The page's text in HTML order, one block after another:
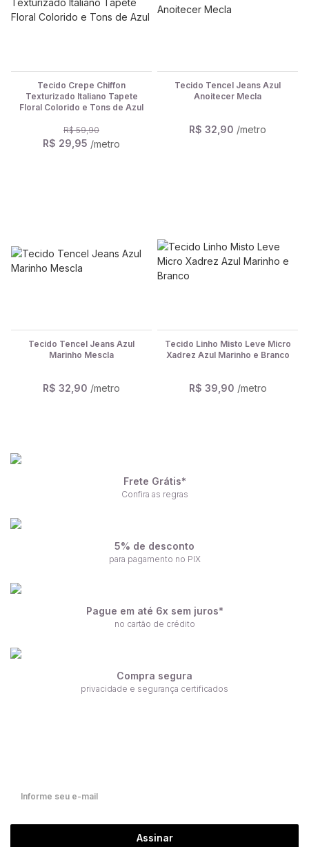
Tecido Crepe Chiffon
Texturizado Italiano Tapete
Floral Colorido e Tons de Azul
R$ 59,90
R$ 29,95 /metro
Tecido Tencel Jeans Azul
Anoitecer Mecla
R$ 32,90 /metro
Tecido Tencel Jeans Azul
Marinho Mescla
R$ 32,90 /metro
Tecido Linho Misto Leve Micro
Xadrez Azul Marinho e Branco
R$ 39,90 /metro
Frete Grátis*
Confira as regras
5% de desconto
para pagamento no PIX
Pague em até 6x sem juros*
no cartão de crédito
Compra segura
privacidade e segurança certificados
Assinar